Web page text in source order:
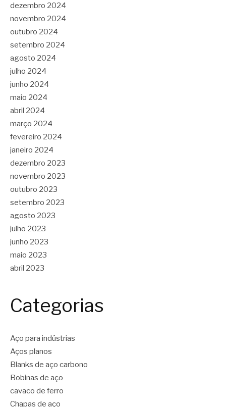
dezembro 2024
novembro 2024
outubro 2024
setembro 2024
agosto 2024
julho 2024
junho 2024
maio 2024
abril 2024
março 2024
fevereiro 2024
janeiro 2024
dezembro 2023
novembro 2023
outubro 2023
setembro 2023
agosto 2023
julho 2023
junho 2023
maio 2023
abril 2023
Categorias
Aço para indústrias
Aços planos
Blanks de aço carbono
Bobinas de aço
cavaco de ferro
Chapas de aço